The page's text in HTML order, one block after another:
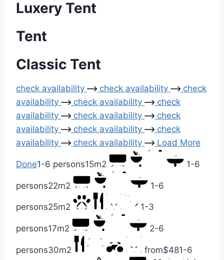
Luxery Tent
Tent
Classic Tent
check availability check availability
check
availability
check availability
check
availability
check availability
check
availability
check availability
check
availability
check availability Load More
Done1-6 persons15m2 1-6
persons22m2 1-6
persons25m2 1-3
persons17m2 2-6
persons30m2 from$481-6